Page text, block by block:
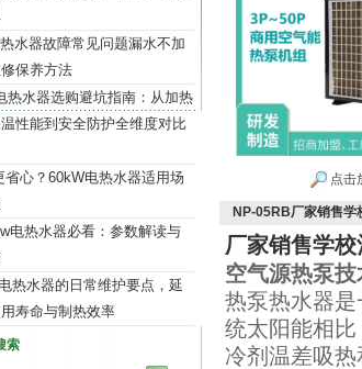
水器故障常见问题漏水不加
保养方法
热水器选购避坑指南：从加热
性能到安全防护全维度对比
省心？60kW电热水器适用场
电热水器必看：参数解读与
热水器的日常维护要点，延
寿命与制热效率
索
点击
NP-05RB厂家销售学
厂家销售学
空气源热泵技
热泵热水器
统太阳能相
冷剂温差吸